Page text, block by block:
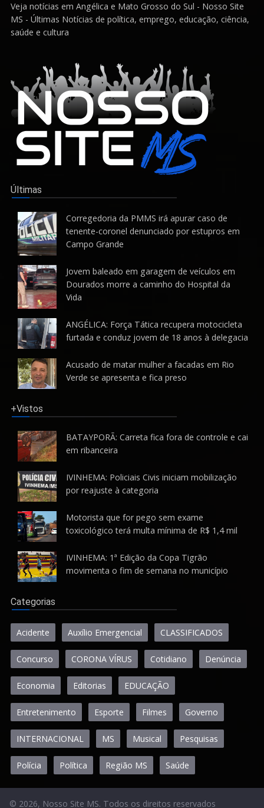
Veja notícias em Angélica e Mato Grosso do Sul - Nosso Site
MS - Últimas Notícias de política, emprego, educação, ciência,
saúde e cultura
Últimas
Corregedoria da PMMS irá apurar caso de
tenente-coronel denunciado por estupros em
Campo Grande
Jovem baleado em garagem de veículos em
Dourados morre a caminho do Hospital da
Vida
ANGÉLICA: Força Tática recupera motocicleta
furtada e conduz jovem de 18 anos à delegacia
Acusado de matar mulher a facadas em Rio
Verde se apresenta e fica preso
+Vistos
BATAYPORÃ: Carreta fica fora de controle e cai
em ribanceira
IVINHEMA: Policiais Civis iniciam mobilização
por reajuste à categoria
Motorista que for pego sem exame
toxicológico terá multa mínima de R$ 1,4 mil
IVINHEMA: 1ª Edição da Copa Tigrão
movimenta o fim de semana no município
Categorias
Acidente Auxílio Emergencial CLASSIFICADOS
Concurso CORONA VÍRUS Cotidiano Denúncia
Economia Editorias EDUCAÇÃO
Entretenimento Esporte Filmes Governo
INTERNACIONAL MS Musical Pesquisas
Polícia Política Região MS Saúde
© 2026, Nosso Site MS. Todos os direitos reservados